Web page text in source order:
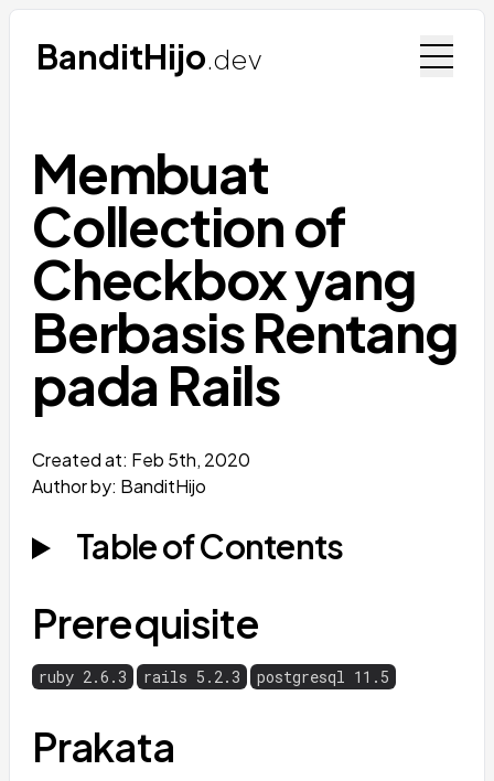
BanditHijo.dev
Membuat
Collection of
Checkbox yang
Berbasis Rentang
pada Rails
Created at: Feb 5th, 2020
Author by: BanditHijo
Table of Contents
Prerequisite
ruby 2.6.3 rails 5.2.3 postgresql 11.5
Prakata